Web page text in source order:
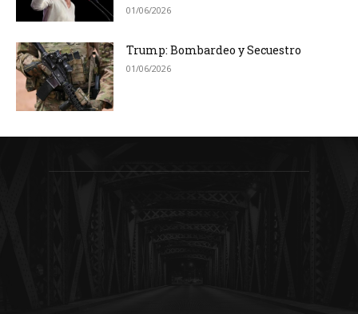
01/06/2026
Trump: Bombardeo y Secuestro
01/06/2026